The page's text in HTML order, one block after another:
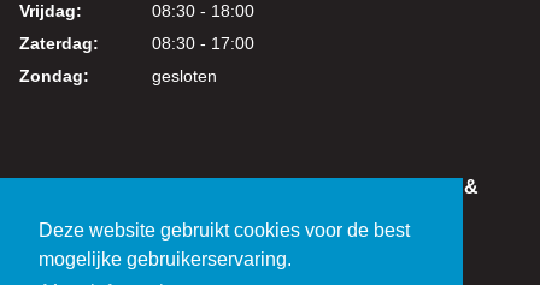
Deze website gebruikt cookies voor de best
mogelijke gebruikerservaring.
Vrijdag:
08:30 - 18:00
Zaterdag:
08:30 - 17:00
Zondag:
gesloten
IN DEZE WEBSHOP KUNT U VEILIG WINKELEN &
BTW: NL821038461B01